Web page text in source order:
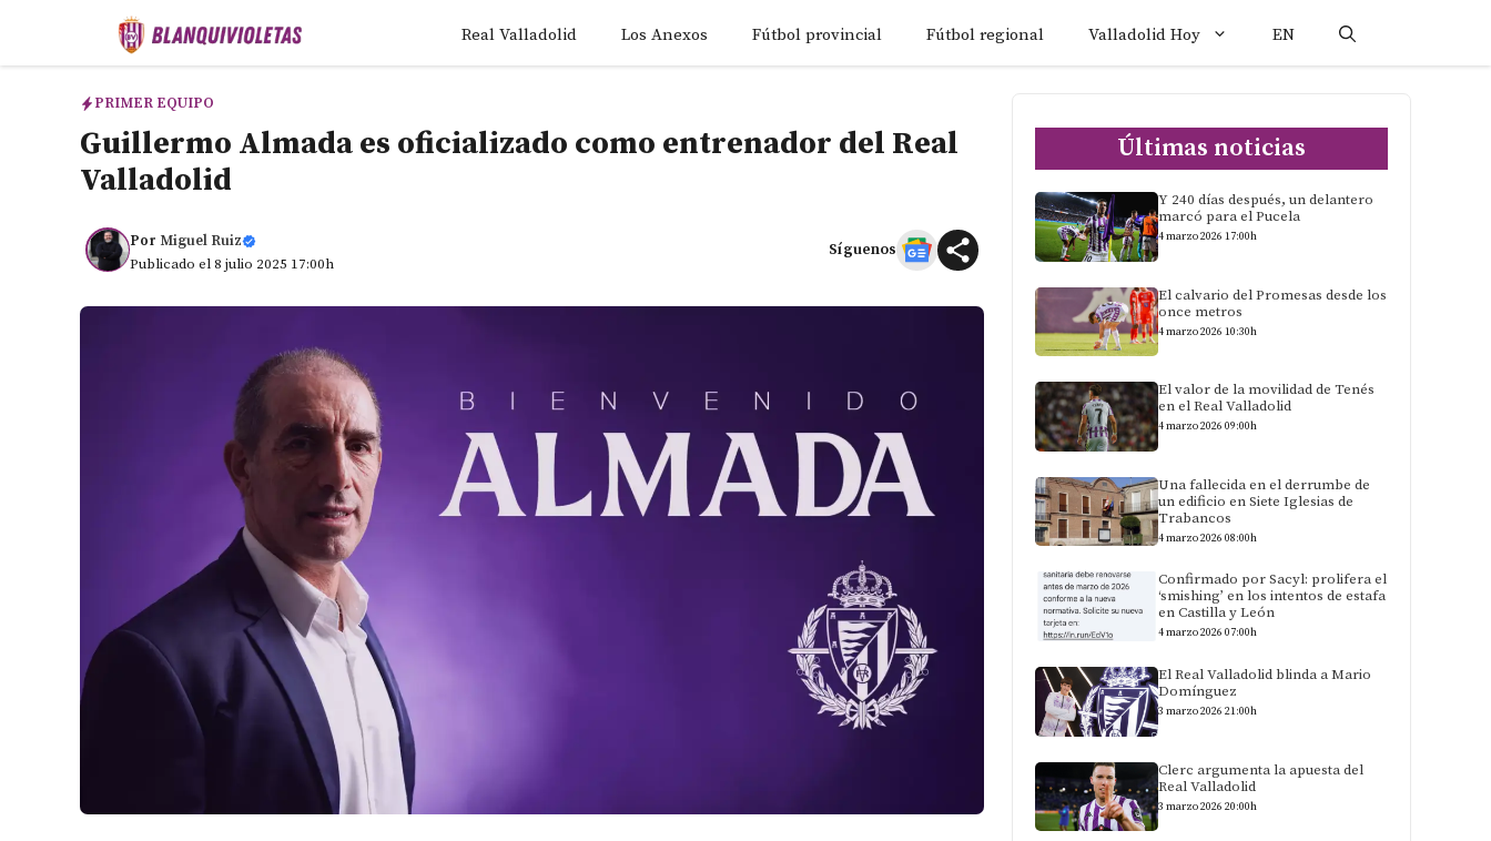
Real Valladolid Los Anexos Fútbol provincial Fútbol regional Valladolid Hoy EN
PRIMER EQUIPO
Guillermo Almada es oficializado como entrenador del Real
Valladolid
Por Miguel Ruiz
Publicado el 8 julio 2025 17:00h
Síguenos
Últimas noticias
Y 240 días después, un delantero
marcó para el Pucela
4 marzo 2026 17:00h
El calvario del Promesas desde los
once metros
4 marzo 2026 10:30h
El valor de la movilidad de Tenés
en el Real Valladolid
4 marzo 2026 09:00h
Una fallecida en el derrumbe de
un edificio en Siete Iglesias de
Trabancos
4 marzo 2026 08:00h
Confirmado por Sacyl: prolifera el
‘smishing’ en los intentos de estafa
en Castilla y León
4 marzo 2026 07:00h
El Real Valladolid blinda a Mario
Domínguez
3 marzo 2026 21:00h
Clerc argumenta la apuesta del
Real Valladolid
3 marzo 2026 20:00h